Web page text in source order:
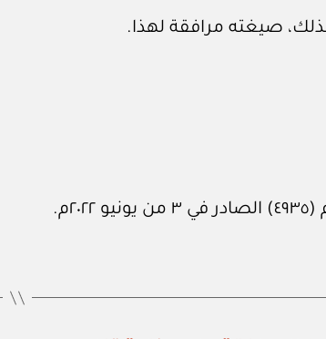
صيغته مرافقة لهذا.